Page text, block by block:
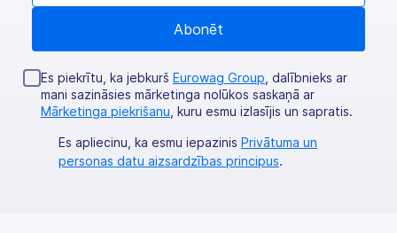
Es piekrītu, ka jebkurš Eurowag Group , dalībnieks ar
mani sazināsies mārketinga nolūkos saskaņā ar
Mārketinga piekrišanu , kuru esmu izlasījis un sapratis.
Es apliecinu, ka esmu iepazinis Privātuma un
personas datu aizsardzības principus.